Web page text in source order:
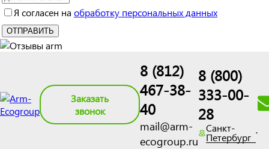
Я согласен на обработку персональных данных
Заказать
звонок
8 (812)
467-38-
40
mail@arm-
ecogroup.ru
8 (800)
333-00-
28
Санкт-
Петербург